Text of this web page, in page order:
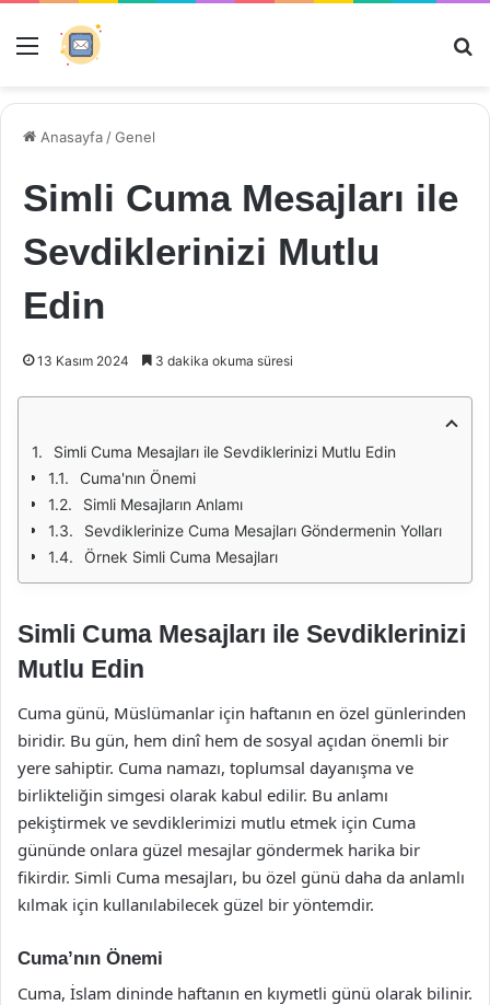
Menü
Anasayfa /Genel
Simli Cuma Mesajları ile
Sevdiklerinizi Mutlu
Edin
13 Kasım 2024 3 dakika okuma süresi
Simli Cuma Mesajları ile Sevdiklerinizi Mutlu Edin
Cuma'nın Önemi
Simli Mesajların Anlamı
Sevdiklerinize Cuma Mesajları Göndermenin Yolları
Örnek Simli Cuma Mesajları
Simli Cuma Mesajları ile Sevdiklerinizi
Mutlu Edin
Cuma günü, Müslümanlar için haftanın en özel günlerinden
biridir. Bu gün, hem dinî hem de sosyal açıdan önemli bir
yere sahiptir. Cuma namazı, toplumsal dayanışma ve
birlikteliğin simgesi olarak kabul edilir. Bu anlamı
pekiştirmek ve sevdiklerimizi mutlu etmek için Cuma
gününde onlara güzel mesajlar göndermek harika bir
fikirdir. Simli Cuma mesajları, bu özel günü daha da anlamlı
kılmak için kullanılabilecek güzel bir yöntemdir.
Cuma’nın Önemi
Cuma, İslam dininde haftanın en kıymetli günü olarak bilinir.